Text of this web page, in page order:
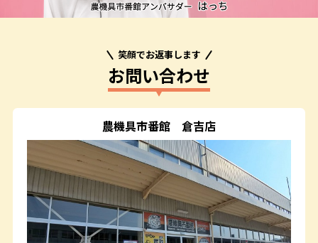
笑顔でお返事します
お問い合わせ
農機具市番館 倉吉店